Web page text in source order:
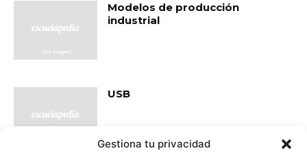
Gestiona tu privacidad
Modelos de producción
industrial
USB